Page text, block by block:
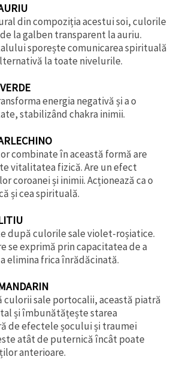
din compoziția acestui soi, culorile
la galben transparent la auriu.
sporește comunicarea spirituală
la toate nivelurile.
energia negativă și a o
stabilizând chakra inimii.
combinate în această formă are
vitalitatea fizică. Are un efect
coroanei și inimii. Acționează ca o
și cea spirituală.
după culorile sale violet-roșiatice.
se exprimă prin capacitatea de a
elimina frica înrădăcinată.
sale portocalii, această piatră
și îmbunătățește starea
de efectele șocului și traumei
atât de puternică încât poate
anterioare.